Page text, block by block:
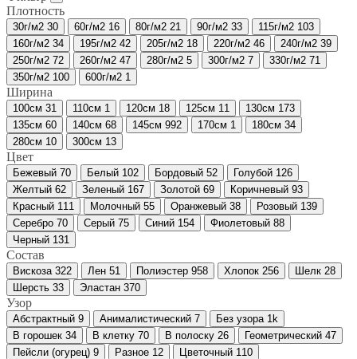
Плотность
30г/м2 30 60г/м2 16 80г/м2 21 90г/м2 33 115г/м2 103
160г/м2 34 195г/м2 42 205г/м2 18 220г/м2 46 240г/м2 39
250г/м2 72 260г/м2 47 280г/м2 5 300г/м2 7 330г/м2 71
350г/м2 100 600г/м2 1
Ширина
100см 31 110см 1 120см 18 125см 11 130см 173
135см 60 140см 68 145см 992 170см 1 180см 34
280см 10 300см 13
Цвет
Бежевый 70 Белый 102 Бордовый 52 Голубой 126
Желтый 62 Зеленый 167 Золотой 69 Коричневый 93
Красный 111 Молочный 55 Оранжевый 38 Розовый 139
Серебро 70 Серый 75 Синий 154 Фиолетовый 88
Черный 131
Состав
Вискоза 322 Лен 51 Полиэстер 958 Хлопок 256 Шелк 28
Шерсть 33 Эластан 370
Узор
Абстрактный 9 Анималистический 7 Без узора 1k
В горошек 34 В клетку 70 В полоску 26 Геометрический 47
Пейсли (огурец) 9 Разное 12 Цветочный 110